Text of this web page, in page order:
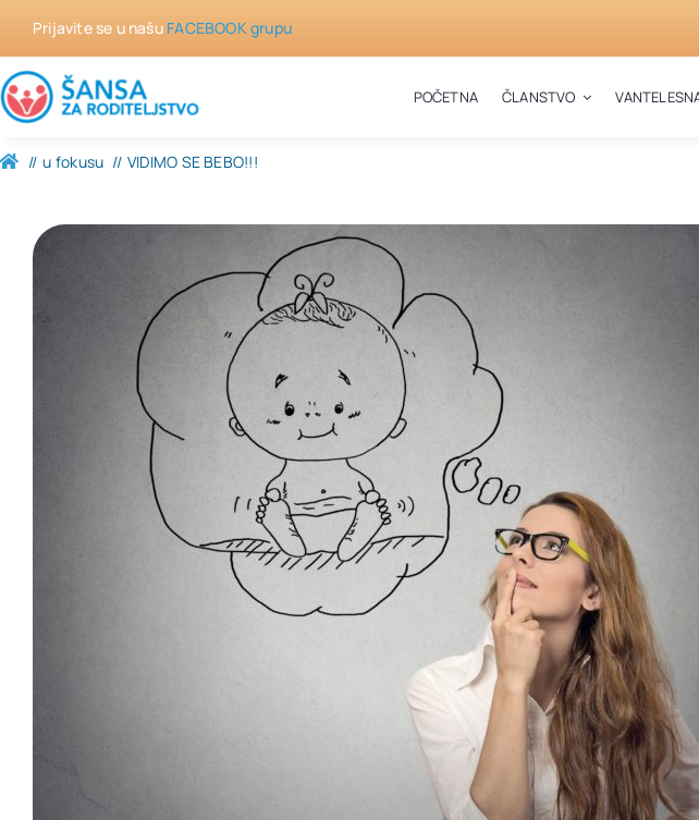
content
Prijavite se u našu FACEBOOK grupu
POČETNA ČLANSTVO
u fokusu VIDIMO SE BEBO!!!